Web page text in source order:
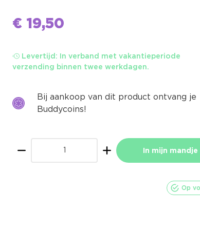
€ 19,50
Levertijd:
In verband met vakantieperiode
verzending binnen twee werkdagen.
Bij aankoop van dit product ontvang je
Buddycoins!
In mijn mandje
Op